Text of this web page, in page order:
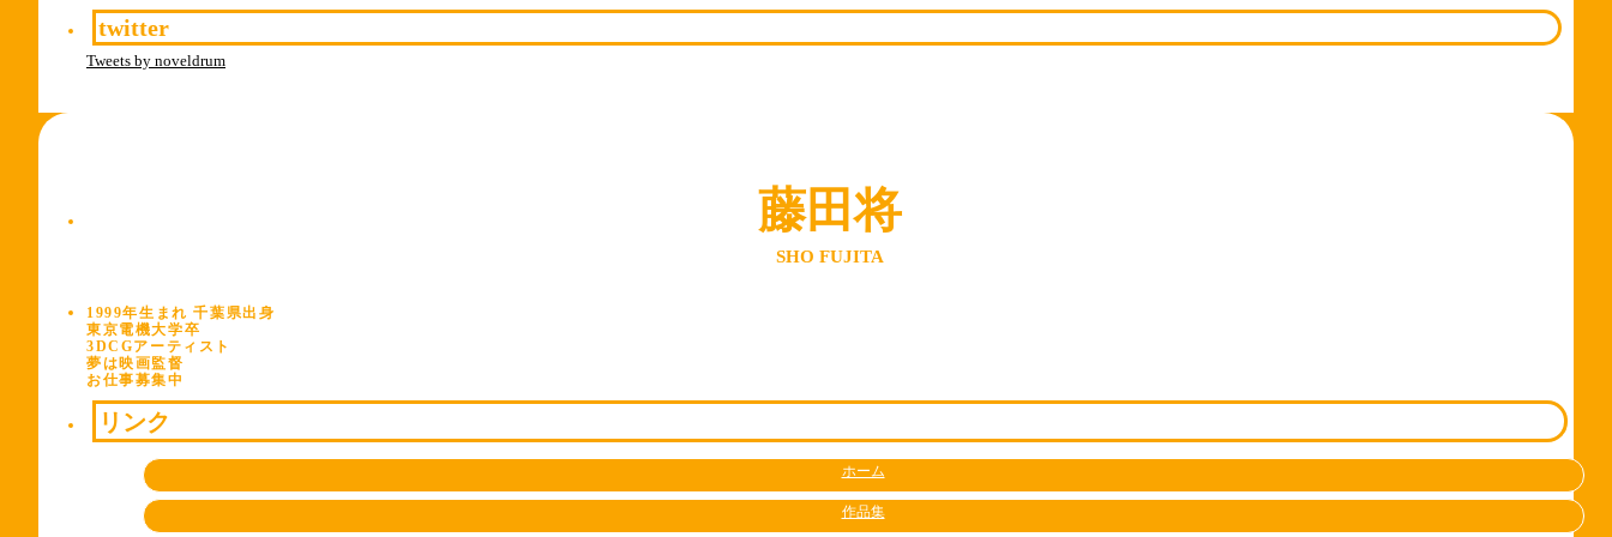
twitter
Tweets by noveldrum
藤田将
SHO FUJITA
1999年生まれ 千葉県出身
東京電機大学卒
3DCGアーティスト
夢は映画監督
お仕事募集中
リンク
ホーム
作品集